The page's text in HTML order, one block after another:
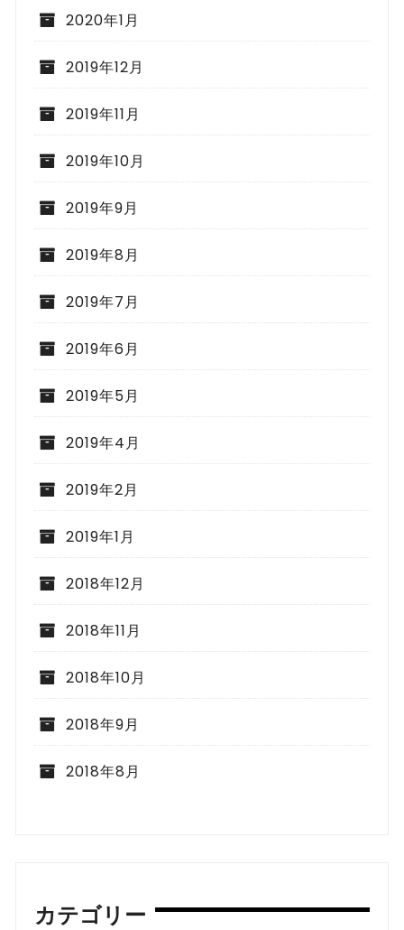
2020年1月
2019年12月
2019年11月
2019年10月
2019年9月
2019年8月
2019年7月
2019年6月
2019年5月
2019年4月
2019年2月
2019年1月
2018年12月
2018年11月
2018年10月
2018年9月
2018年8月
カテゴリー